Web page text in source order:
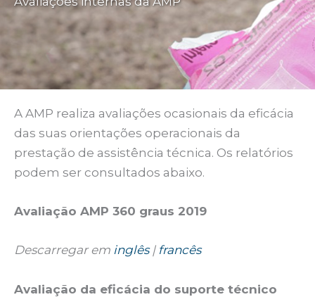
A AMP realiza avaliações ocasionais da eficácia
das suas orientações operacionais da
prestação de assistência técnica. Os relatórios
podem ser consultados abaixo.
Avaliação AMP 360 graus 2019
Descarregar em inglês| francês
Avaliação da eficácia do suporte técnico